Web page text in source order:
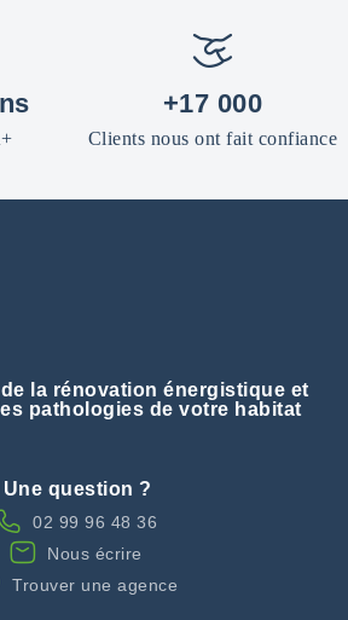
+17 000
Clients nous ont fait confiance
la rénovation énergistique et
pathologies de votre habitat
Une question ?
02 99 96 48 36
Nous écrire
Trouver une agence